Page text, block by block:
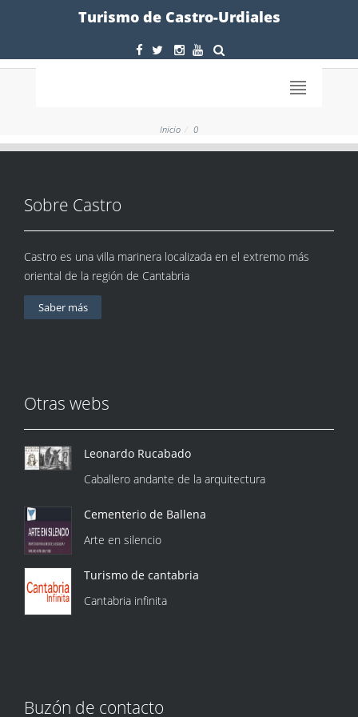
FormularioTurismo de Castro-Urdiales
Inicio 0
Sobre Castro
Castro es una villa marinera localizada en el extremo más
oriental de la región de Cantabria
Saber más
Otras webs
Leonardo Rucabado
Caballero andante de la arquitectura
Cementerio de Ballena
Arte en silencio
Turismo de cantabria
Cantabria infinita
Buzón de contacto